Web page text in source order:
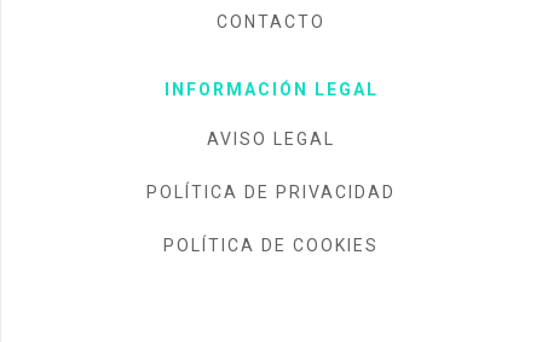
CONTACTO
INFORMACIÓN LEGAL
AVISO LEGAL
POLÍTICA DE PRIVACIDAD
POLÍTICA DE COOKIES